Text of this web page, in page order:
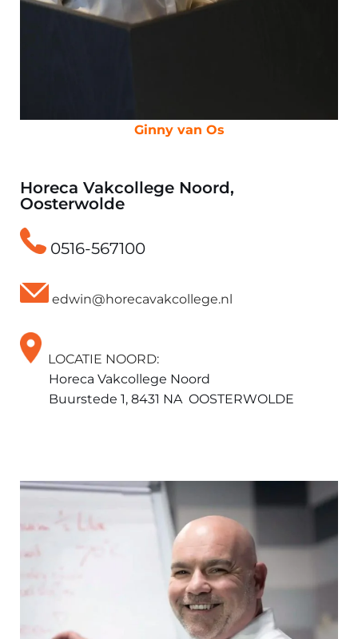
Ginny van Os
Horeca Vakcollege Noord,
Oosterwolde
0516-567100
edwin@horecavakcollege.nl
LOCATIE NOORD:
Horeca Vakcollege Noord
Buurstede 1, 8431 NA OOSTERWOLDE